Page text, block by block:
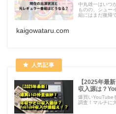
中丸雄一はいつ
ものの、シュー
組にはまだ復帰
kaigowataru.com
【2025年最
収入源は？
爆買いYouTube
調査！マルチに